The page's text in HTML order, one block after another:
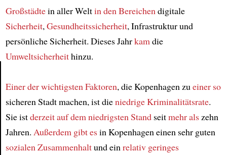
Article
Großstädtein aller Weltin den Bereichen digitale
Sicherheit, Gesundheitssicherheit, Infrastruktur und
persönliche Sicherheit. Dieses Jahrkam die
Umweltsicherheithinzu.
Einer der wichtigsten Faktoren, die Kopenhagen zu einer so
sicheren Stadt machen, ist dieniedrige Kriminalitätsrate.
Sie istderzeitauf dem niedrigsten Standseitmehr alszehn
Jahren. Außerdem gibt esin Kopenhagen einen sehr guten
sozialen Zusammenhaltund ein relativ geringes